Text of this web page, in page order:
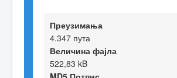
Преузимања
4.347 пута
Величина фајла
522,83 kB